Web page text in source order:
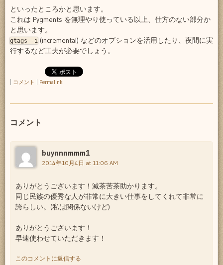
といったところかと思います。
これは Pygments を無理やり使っている以上、仕方のない部分か
と思います。
gtags -i(incremental) などのオプションを活用したり、夜間に実
行するなど工夫が必要でしょう。
コメント Permalink
コメント
buynnnmmm1
2014年10月4日 at 11:06 AM
ありがとうございます！滅茶苦茶助かります。
同じ民族の優秀な人が非常に大きい仕事をしてくれて非常に
誇らしい。(私は関係ないけど)
ありがとうございます！
早速使わせていただきます！
このコメントに返信する